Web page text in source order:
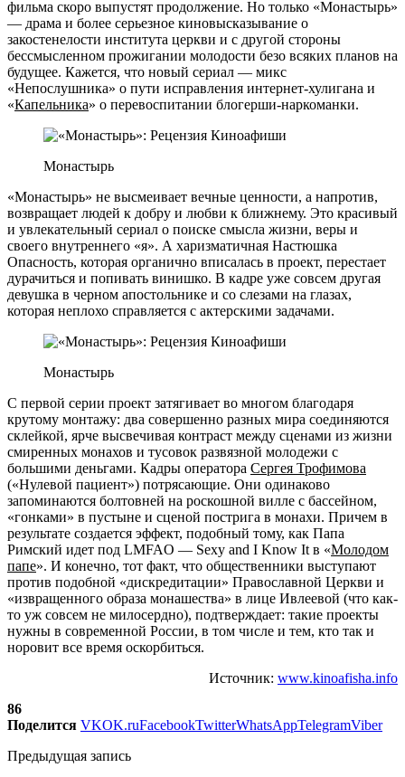
фильма скоро выпустят продолжение. Но только «Монастырь»
— драма и более серьезное киновысказывание о
закостенелости института церкви и с другой стороны
бессмысленном прожигании молодости безо всяких планов на
будущее. Кажется, что новый сериал — микс
«Непослушника» о пути исправления интернет-хулигана и
«Капельника» о перевоспитании блогерши-наркоманки.
Монастырь
«Монастырь» не высмеивает вечные ценности, а напротив,
возвращает людей к добру и любви к ближнему. Это красивый
и увлекательный сериал о поиске смысла жизни, веры и
своего внутреннего «я». А харизматичная Настюшка
Опасность, которая органично вписалась в проект, перестает
дурачиться и попивать винишко. В кадре уже совсем другая
девушка в черном апостольнике и со слезами на глазах,
которая неплохо справляется с актерскими задачами.
Монастырь
С первой серии проект затягивает во многом благодаря
крутому монтажу: два совершенно разных мира соединяются
склейкой, ярче высвечивая контраст между сценами из жизни
смиренных монахов и тусовок развязной молодежи с
большими деньгами. Кадры оператора Сергея Трофимова
(«Нулевой пациент») потрясающие. Они одинаково
запоминаются болтовней на роскошной вилле с бассейном,
«гонками» в пустыне и сценой пострига в монахи. Причем в
результате создается эффект, подобный тому, как Папа
Римский идет под LMFAO — Sexy and I Know It в «Молодом
папе». И конечно, тот факт, что общественники выступают
против подобной «дискредитации» Православной Церкви и
«извращенного образа монашества» в лице Ивлеевой (что как-
то уж совсем не милосердно), подтверждает: такие проекты
нужны в современной России, в том числе и тем, кто так и
норовит все время оскорбиться.
Источник: www.kinoafisha.info
86
Поделится VKOK.ruFacebookTwitterWhatsAppTelegramViber
Предыдущая запись